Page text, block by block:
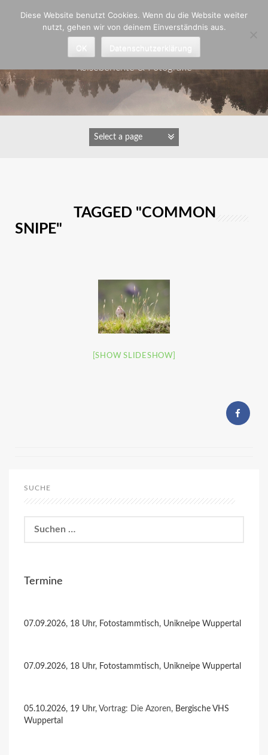
Astrid Padberg
Reiseberichte & Fotografie
IMAGES TAGGED "COMMON
SNIPE"
[SHOW SLIDESHOW]
SUCHE
nach:
Termine
07.09.2026, 18 Uhr, Fotostammtisch, Unikneipe Wuppertal
07.09.2026, 18 Uhr, Fotostammtisch, Unikneipe Wuppertal
05.10.2026, 19 Uhr, Vortrag: Die Azoren, Bergische VHS
Wuppertal
Diese Website benutzt Cookies. Wenn du die Website weiter
nutzt, gehen wir von deinem Einverständnis aus.